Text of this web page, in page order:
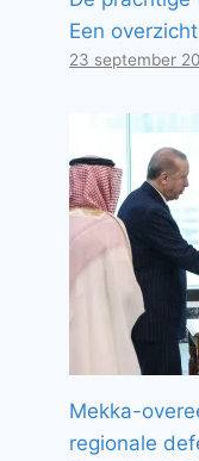
Een
23 september
Mekka-
regionale